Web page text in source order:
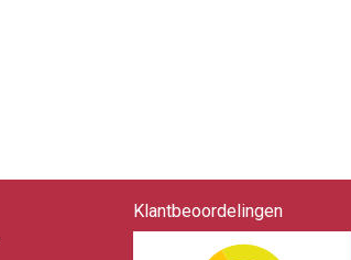
Klantbeoordelingen